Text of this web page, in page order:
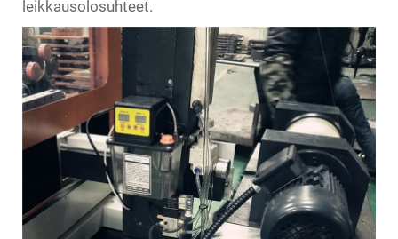
leikkausolosuhteet.